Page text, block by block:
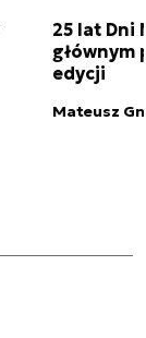
25 lat Dni
głównym
edycji
Mateusz